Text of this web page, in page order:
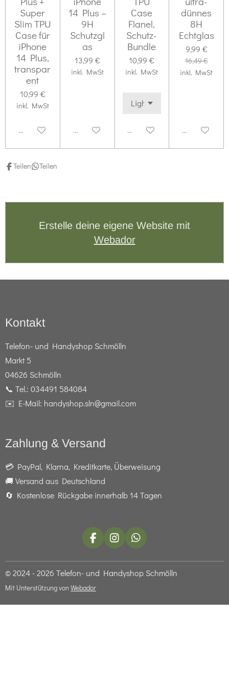
Super
Slim TPU
Case für
iPhone
14 Plus,
transpar
ent
10,99 €
inkl. MwSt
Deaktiviert
14 Plus –
9H
Schutzgl
as
13,99 €
inkl. MwSt
Deaktiviert
Case
Flanel,
Schutz-
Bundle
10,99 €
inkl. MwSt
Deaktiviert
dünnes
8H
Echtglas
9,99 €
16,49 €
inkl. MwSt
Deaktiviert
Teilen Teilen
Erstelle deine eigene Website mit
Webador
Kontakt
Telefon- und Handyshop Schmölln
Markt 5
04626 Schmölln
📞 Tel.: 034491 584084
✉️ E-Mail: handyshop.sln@gmail.com
Zahlung & Versand
💳 PayPal, Klarna, Kreditkarte, Überweisung
🚚 Versand aus Deutschland
🔄 Kostenlose Rückgabe innerhalb 14 Tagen
F
a
c
e
o
I
n
s
t
W
h
a
t
© 2024 - 2026 Telefon- und Handyshop Schmölln
Mit Unterstützung vonWebador